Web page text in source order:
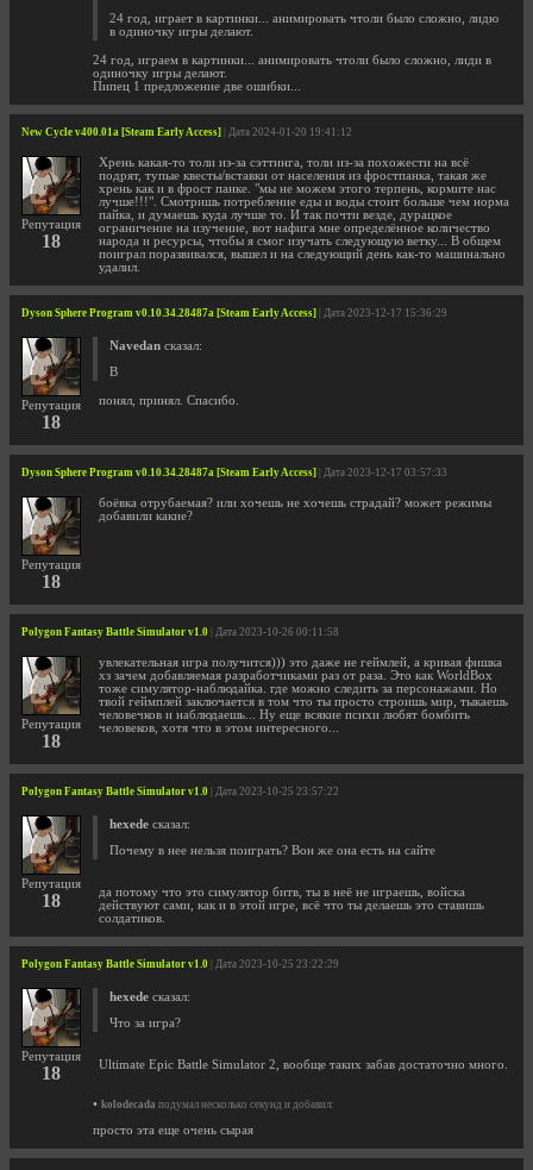
24 год, играет в картинки... анимировать чтоли было сложно, лидю
в одиночку игры делают.
24 год, играем в картинки... анимировать чтоли было сложно, лиди в
одиночку игры делают.
Пипец 1 предложение две ошибки...
New Cycle v400.01a [Steam Early Access] | Дата 2024-01-20 19:41:12
Репутация
18
Хрень какая-то толи из-за сэттинга, толи из-за похожести на всё
подрят, тупые квесты/вставки от населения из фростпанка, такая же
хрень как и в фрост панке. "мы не можем этого терпень, кормите нас
лучше!!!". Смотришь потребление еды и воды стоит больше чем норма
пайка, и думаешь куда лучше то. И так почти везде, дурацкое
ограничение на изучение, вот нафига мне определённое количество
народа и ресурсы, чтобы я смог изучать следующую ветку... В общем
поиграл поразвивался, вышел и на следующий день как-то машинально
удалил.
Dyson Sphere Program v0.10.34.28487a [Steam Early Access] | Дата 2023-12-17 15:36:29
Репутация
18
Navedan сказал:
В
понял, принял. Спасибо.
Dyson Sphere Program v0.10.34.28487a [Steam Early Access] | Дата 2023-12-17 03:57:33
Репутация
18
боёвка отрубаемая? или хочешь не хочешь страдай? может режимы
добавили какие?
Polygon Fantasy Battle Simulator v1.0 | Дата 2023-10-26 00:11:58
Репутация
18
увлекательная игра получится))) это даже не геймлей, а кривая фишка
хз зачем добавляемая разработчиками раз от раза. Это как WorldBox
тоже симулятор-наблюдайка. где можно следить за персонажами. Но
твой геймплей заключается в том что ты просто строишь мир, тыкаешь
человечков и наблюдаешь... Ну еще всякие психи любят бомбить
человеков, хотя что в этом интересного...
Polygon Fantasy Battle Simulator v1.0 | Дата 2023-10-25 23:57:22
Репутация
18
hexede сказал:
Почему в нее нельзя поиграть? Вон же она есть на сайте
да потому что это симулятор битв, ты в неё не играешь, войска
действуют сами, как и в этой игре, всё что ты делаешь это ставишь
солдатиков.
Polygon Fantasy Battle Simulator v1.0 | Дата 2023-10-25 23:22:29
Репутация
18
hexede сказал:
Что за игра?
Ultimate Epic Battle Simulator 2, вообще таких забав достаточно много.
• kolodecada подумал несколько секунд и добавил:
просто эта еще очень сырая